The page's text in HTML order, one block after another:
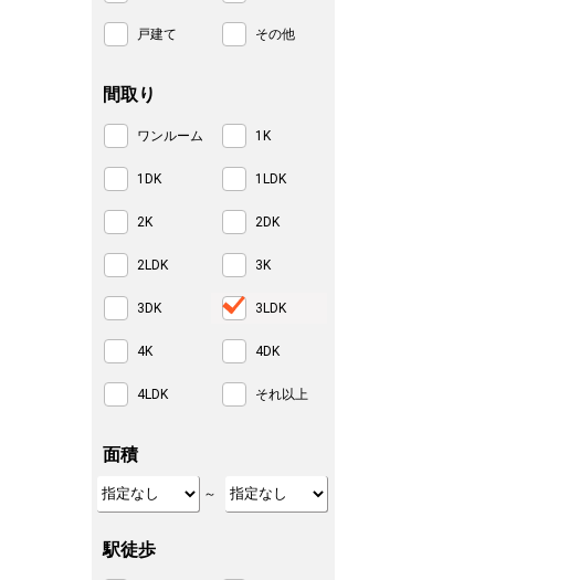
戸建て その他
間取り
ワンルーム 1K
1DK 1LDK
2K 2DK
2LDK 3K
3DK 3LDK
4K 4DK
4LDK それ以上
面積
～
駅徒歩